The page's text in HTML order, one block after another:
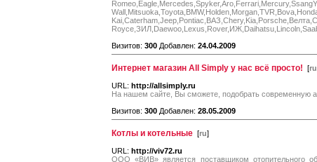
Визитов: 300 Добавлен: 24.04.2009
Интернет магазин All Simply у нас всё просто! [ru
URL: http://allsimply.ru
На нашем сайте, Вы сможете, подобрать современную
Визитов: 300 Добавлен: 28.05.2009
Котлы и котельные [ru]
URL: http://viv72.ru
ООО «ВИВ» является поставщиком отопительного